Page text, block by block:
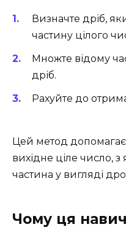
Визначте дріб,
частину цілого
Множте відому
дріб.
Рахуйте до
Цей метод
вихідне ціле число, з
частина у вигляді
Чому ця